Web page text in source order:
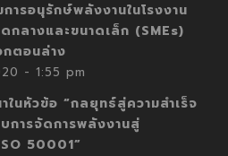
ารอนุรักษ์พลังงานในโรงงาน
กลางและขนาดเล็ก (SMEs)
ตอนล่าง
- 1:55 pm
ในหัวข้อ “กลยุทธ์สู่ความสำเร็จ
การจัดการพลังงานสู่
50001”